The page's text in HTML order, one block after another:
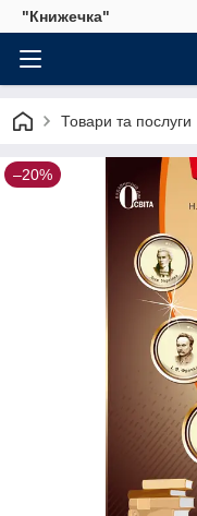
"Книжечка"
Товари та послуги
–20%